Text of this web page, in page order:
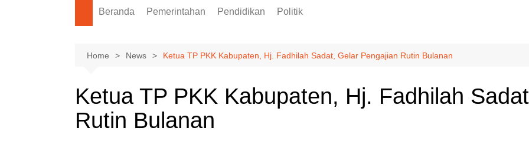
Beranda Pemerintahan Pendidikan Politik
Home News Ketua TP PKK Kabupaten, Hj. Fadhilah Sadat, Gelar Pengajian Rutin Bulanan
Ketua TP PKK Kabupaten, Hj. Fadhilah
Rutin Bulanan